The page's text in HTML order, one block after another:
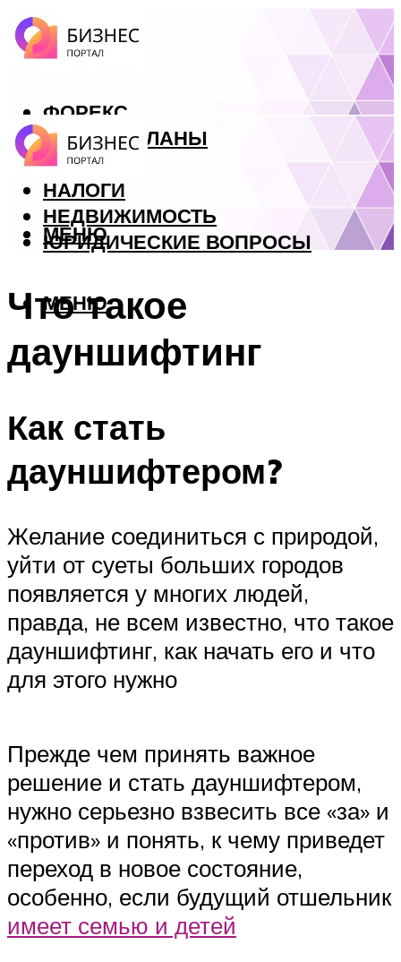
ФОРЕКС
БИЗНЕС ПЛАНЫ
КРЕДИТЫ
НАЛОГИ
НЕДВИЖИМОСТЬ
ЮРИДИЧЕСКИЕ ВОПРОСЫ
МЕНЮ
МЕНЮ
Что такое
дауншифтинг
Как стать
дауншифтером?
Желание соединиться с природой,
уйти от суеты больших городов
появляется у многих людей,
правда, не всем известно, что такое
дауншифтинг, как начать его и что
для этого нужно
Прежде чем принять важное
решение и стать дауншифтером,
нужно серьезно взвесить все «за» и
«против» и понять, к чему приведет
переход в новое состояние,
особенно, если будущий отшельник
имеет семью и детей